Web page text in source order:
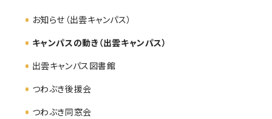
お知らせ（出雲キャンパス）
キャンパスの動き（出雲キャンパス）
出雲キャンパス図書館
つわぶき後援会
つわぶき同窓会